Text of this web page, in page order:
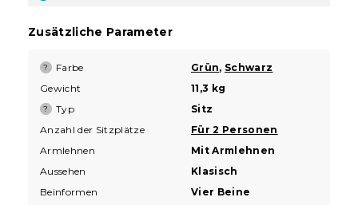
Zusätzliche Parameter
? Farbe Grün, Schwarz
Gewicht
11,3 kg
? Typ
Sitz
Anzahl der Sitzplätze
Für 2 Personen
Armlehnen
Mit Armlehnen
Aussehen
Klasisch
Beinformen
Vier Beine